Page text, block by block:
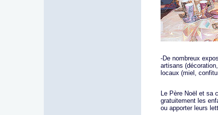
-De nombreux
artisans
locaux (miel,
Le Père Noël et sa
gratuitement les
ou apporter leurs